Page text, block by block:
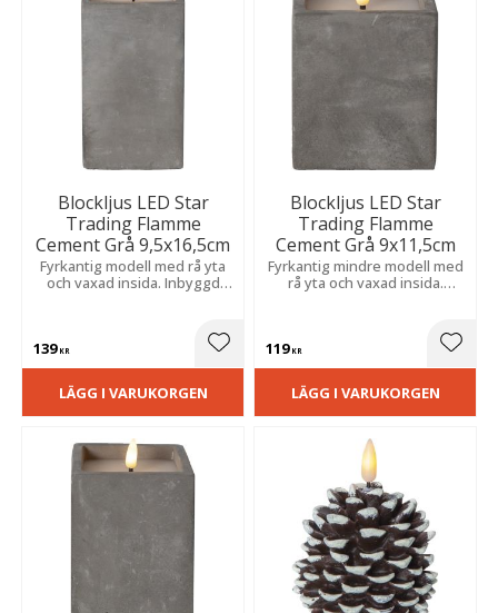
Blockljus LED Star
Trading Flamme
Cement Grå 9,5x16,5cm
Fyrkantig modell med rå yta
och vaxad insida. Inbyggd
dekorativ atmosfär i hela
139KR Lägg till i favoriter
LÄGG I VARUKORGEN
Blockljus LED Star
Trading Flamme
Cement Grå 9x11,5cm
Fyrkantig mindre modell med
rå yta och vaxad insida.
dekorativ atmosfär i hela
hemmet.
119KR
LÄGG I VARUKORGEN